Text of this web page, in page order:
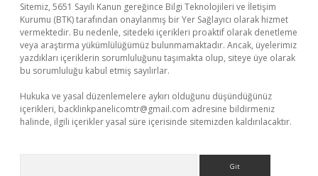
Sitemiz, 5651 Sayılı Kanun gereğince Bilgi Teknolojileri ve İletişim
Kurumu (BTK) tarafından onaylanmış bir Yer Sağlayıcı olarak hizmet
vermektedir. Bu nedenle, sitedeki içerikleri proaktif olarak denetleme
veya araştırma yükümlülüğümüz bulunmamaktadır. Ancak, üyelerimiz
yazdıkları içeriklerin sorumluluğunu taşımakta olup, siteye üye olarak
bu sorumluluğu kabul etmiş sayılırlar.
Hukuka ve yasal düzenlemelere aykırı olduğunu düşündüğünüz
içerikleri, backlinkpanelicomtr@gmail.com adresine bildirmeniz
halinde, ilgili içerikler yasal süre içerisinde sitemizden kaldırılacaktır.